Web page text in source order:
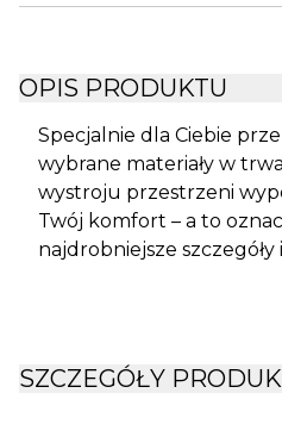
OPIS PRODUKTU
Specjalnie dla Ciebie
wybrane materiały w
wystroju przestrzeni
Twój komfort – a to
najdrobniejsze
wykonane z
To gustowna i stylowa
podczas codziennych
SZCZEGÓŁY